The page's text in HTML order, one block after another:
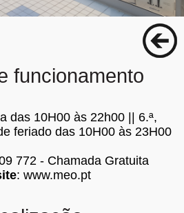
funcionamento
das 10H00 às 22h00 || 6.ª,
feriado das 10H00 às 23H00
772 - Chamada Gratuita
: www.meo.pt